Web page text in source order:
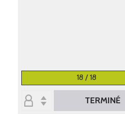
18 / 18
TERMINÉ